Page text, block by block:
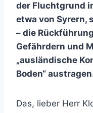
der Fluchtgrund
etwa von Syrern,
– die
Gefährdern und
„ausländische
Boden“
Das, lieber Herr